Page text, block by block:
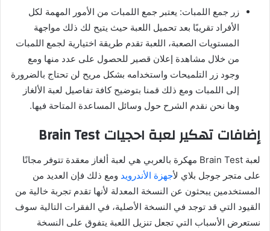
زر جمع اللمبات: يعتبر جمع اللمبات من الأمور المهمة لكل
الأفراد تقريبًا بعد تحميل اللعبة حيث يتيح لك ذلك مواجهة
المستويات الصعبة، اللعبة تقدم طريقة اختيارية لجمع اللمبات
من خلال مشاهدة إعلان قصير للحصول على عدد منها ومع
وجود زر التلميحات واستخدامه بشكل مريح لن تحتاج بالضرورة
إلى اللمبات ومع ذلك قمنا بتوضيح كافة تفاصيل لعبة الألغاز
وها نحن نقدم الشرح حول وسائل المساعدة المتاحة فيها.
إضافات تهكير لعبة احجيات Brain Test
لعبة Brain Test مهكرة بالعربي هي لعبة ألغاز معقدة تتوفر مجانًا
على متجر جوجل بلاي لأجهزة الأندرويد ومع ذلك فإن العديد من
المستخدمين يبحثون عن النسخة المعدلة لأنها تقدم تجربة خالية من
القيود التي قد توجد في النسخة الأصلية، في الفقرات التالية سوف
نستعرض الأسباب التي تجعل تنزيل اللعبة يتفوق على النسخة